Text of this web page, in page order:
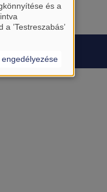
és a
’Testreszabás’